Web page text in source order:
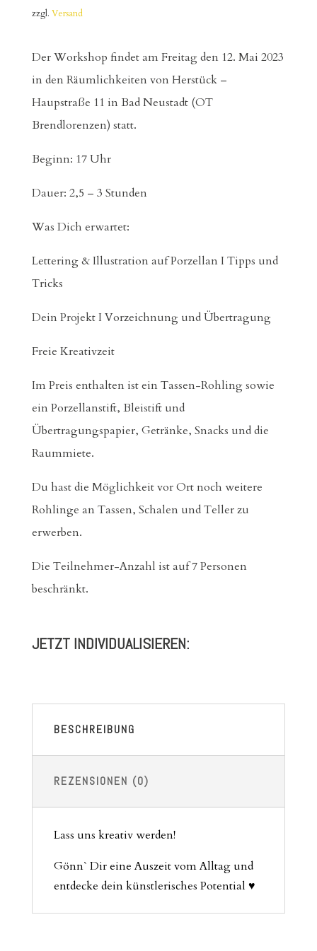
zzgl. Versand
Der Workshop findet am Freitag den 12. Mai 2023
in den Räumlichkeiten von Herstück –
Haupstraße 11 in Bad Neustadt (OT
Brendlorenzen) statt.
Beginn: 17 Uhr
Dauer: 2,5 – 3 Stunden
Was Dich erwartet:
Lettering & Illustration auf Porzellan I Tipps und
Tricks
Dein Projekt I Vorzeichnung und Übertragung
Freie Kreativzeit
Im Preis enthalten ist ein Tassen-Rohling sowie
ein Porzellanstift, Bleistift und
Übertragungspapier, Getränke, Snacks und die
Raummiete.
Du hast die Möglichkeit vor Ort noch weitere
Rohlinge an Tassen, Schalen und Teller zu
erwerben.
Die Teilnehmer-Anzahl ist auf 7 Personen
beschränkt.
JETZT INDIVIDUALISIEREN:
BESCHREIBUNG
REZENSIONEN (0)
Lass uns kreativ werden!
Gönn` Dir eine Auszeit vom Alltag und
entdecke dein künstlerisches Potential ♥